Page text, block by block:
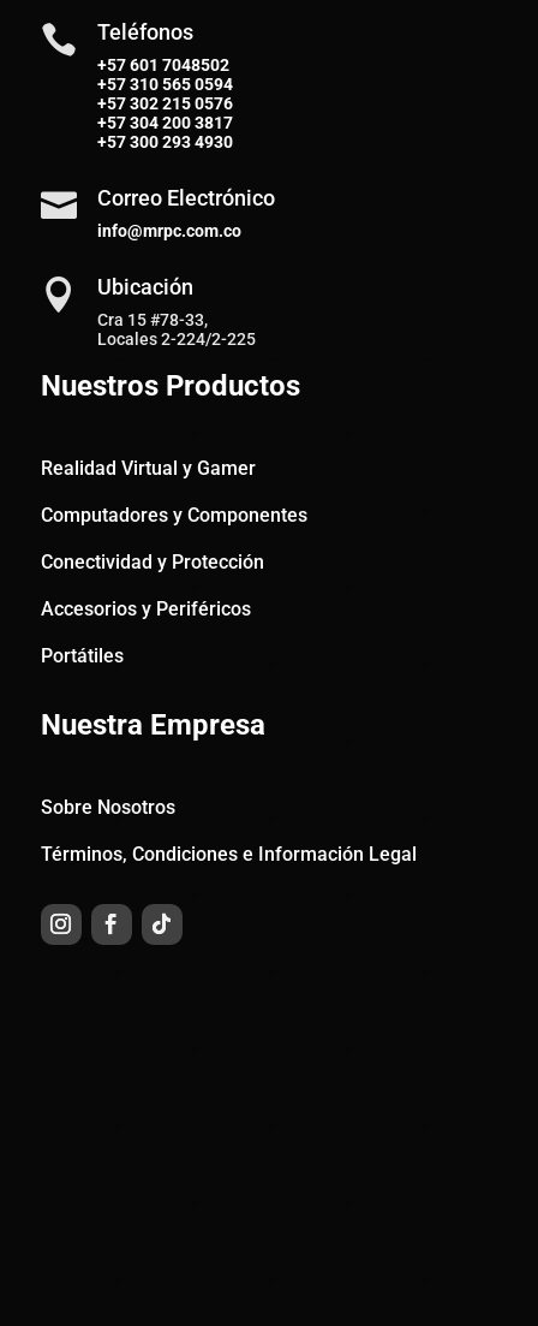
 Teléfonos
+57 601 7048502
+57310 565 0594
+57302 215 0576
+57304 200 3817
+57300 293 4930
 Correo Electrónico
info@mrpc.com.co
 Ubicación
Cra 15 #78-33,
Locales 2-224/2-225
Nuestros Productos
Realidad Virtual y Gamer
Computadores y Componentes
Conectividad y Protección
Accesorios y Periféricos
Portátiles
Nuestra Empresa
Sobre Nosotros
Términos, Condiciones e Información Legal